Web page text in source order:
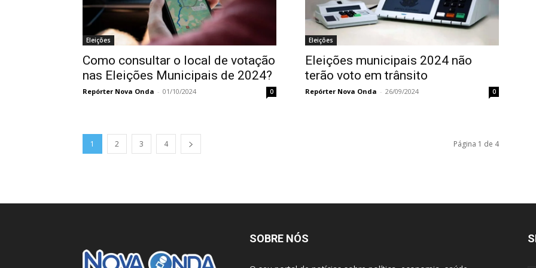
Eleições
Como consultar o local de votação
nas Eleições Municipais de 2024?
Repórter Nova Onda - 01/10/2024 0
Eleições
Eleições municipais 2024 não
terão voto em trânsito
Repórter Nova Onda - 26/09/2024 0
1 2 3 4 Página 1 de 4
SOBRE NÓS